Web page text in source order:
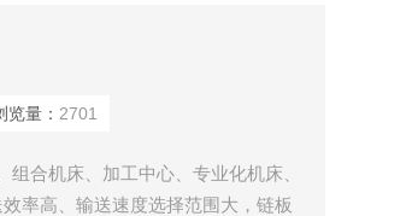
览量： 2701
合机床、加工中心、专业化机床、
率高、输送速度选择范围大，链板